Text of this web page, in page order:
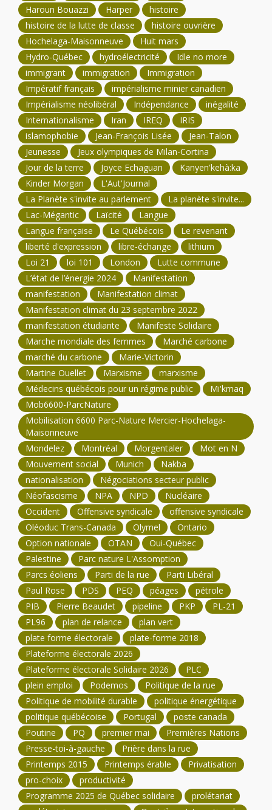
Haroun Bouazzi
Harper
histoire
histoire de la lutte de classe
histoire ouvrière
Hochelaga-Maisonneuve
Huit mars
Hydro-Québec
hydroélectricité
Idle no more
immigrant
immigration
Immigration
Impératif français
impérialisme minier canadien
Impérialisme néolibéral
Indépendance
inégalité
Internationalisme
Iran IREQ
IRIS
islamophobie
Jean-François Lisée
Jean-Talon
Jeunesse
Jeux olympiques de Milan-Cortina
Jour de la terre
Joyce Echaguan
Kanyen'kehà:ka
Kinder Morgan
L'Aut'Journal
La Planète s'invite au parlement
La planète s'invite...
Lac-Mégantic
Laïcité
Langue
Langue française
Le Québécois
Le revenant
liberté d'expression
libre-échange
lithium
Loi 21
loi 101 London
Lutte commune
L’état de l’énergie 2024
Manifestation
manifestation
Manifestation climat
Manifestation climat du 23 septembre 2022
manifestation étudiante
Manifeste Solidaire
Marche mondiale des femmes
Marché carbone
marché du carbone
Marie-Victorin
Martine Ouellet
Marxisme
marxisme
Médecins québécois pour un régime public
Mi'kmaq
Mob6600-ParcNature
Mobilisation 6600 Parc-Nature Mercier-Hochelaga-
Maisonneuve
Mondelez
Montréal Morgentaler
Mot en N
Mouvement social
Munich
Nakba
nationalisation
Négociations secteur public
Néofascisme
NPA NPD
Nucléaire
Occident
Offensive syndicale
offensive syndicale
Oléoduc Trans-Canada
Olymel
Ontario
Option nationale
OTAN
Oui-Québec
Palestine
Parc nature L'Assomption
Parcs éoliens
Parti de la rue
Parti Libéral
Paul Rose
PDS PEQ péages
pétrole
PIB
Pierre Beaudet pipeline PKP
PL-21
PL96
plan de relance
plan vert
plate forme électorale
plate-forme 2018
Plateforme électorale 2026
Plateforme électorale Solidaire 2026
PLC
plein emploi
Podemos
Politique de la rue
Politique de mobilité durable
politique énergétique
politique québécoise
Portugal
poste canada
Poutine
PQ premier mai
Premières Nations
Presse-toi-à-gauche
Prière dans la rue
Printemps 2015
Printemps érable
Privatisation
pro-choix
productivité
Programme 2025 de Québec solidaire
prolétariat